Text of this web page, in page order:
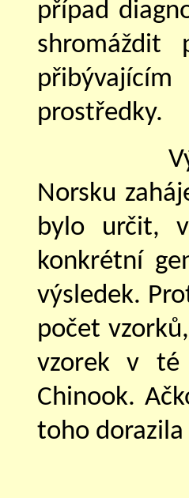
případ
shromáždit
prostředky.
Norsku
bylo určit,
konkrétní
výsledek.
počet
vzorek v té
Chinook.
toho dorazila